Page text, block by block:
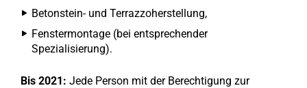
Betonstein- und Terrazzoherstellung,
Fenstermontage (bei entsprechender
Spezialisierung).
Bis 2021: Jede Person mit der Berechtigung zur